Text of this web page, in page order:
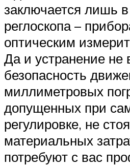
заключается лишь
реглоскопа –
оптическим
Да и устранение
безопасность
миллиметровых
допущенных при
регулировке, не
материальных
потребуют с вас